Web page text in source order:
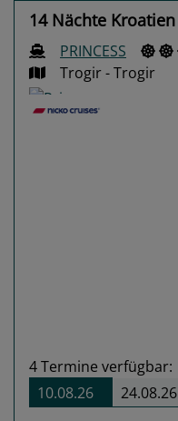
14 Nächte Kroatien
PRINCESS
Trogir - Trogir
4Termine verfügbar:
10.08.26
24.08.26